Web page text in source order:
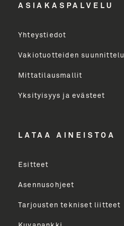
Yritys
LÄHETÄ
ASIAKASPALVELU
Yhteystiedot
Vakiotuotteiden suunnittelu
Mittatilausmallit
Yksityisyys ja evästeet
LATAA AINEISTOA
Esitteet
Asennusohjeet
Tarjousten tekniset liitteet